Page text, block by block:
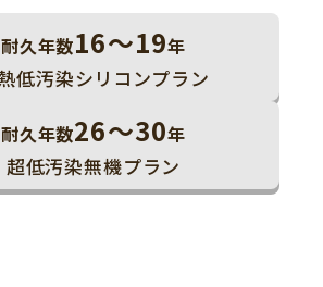
耐久年数16～19年
低汚染シリコンプラン
耐久年数26～30年
超低汚染無機プラン